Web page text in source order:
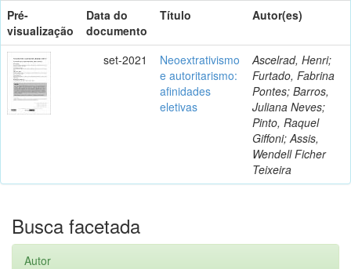
Pré-
visualização
Data do
documento
Título Autor(es)
set-2021
Neoextrativismo
e autoritarismo:
afinidades
eletivas
Ascelrad, Henri;
Furtado, Fabrina
Pontes; Barros,
Juliana Neves;
Pinto, Raquel
Giffoni; Assis,
Wendell Ficher
Teixeira
Busca facetada
Autor